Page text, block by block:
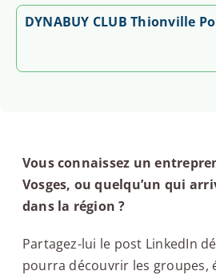
DYNABUY CLUB Thionville
Vous connaissez un
Vosges, ou quelqu’un qui
dans la région ?
Partagez-lui le post LinkedIn
pourra découvrir les groupes,